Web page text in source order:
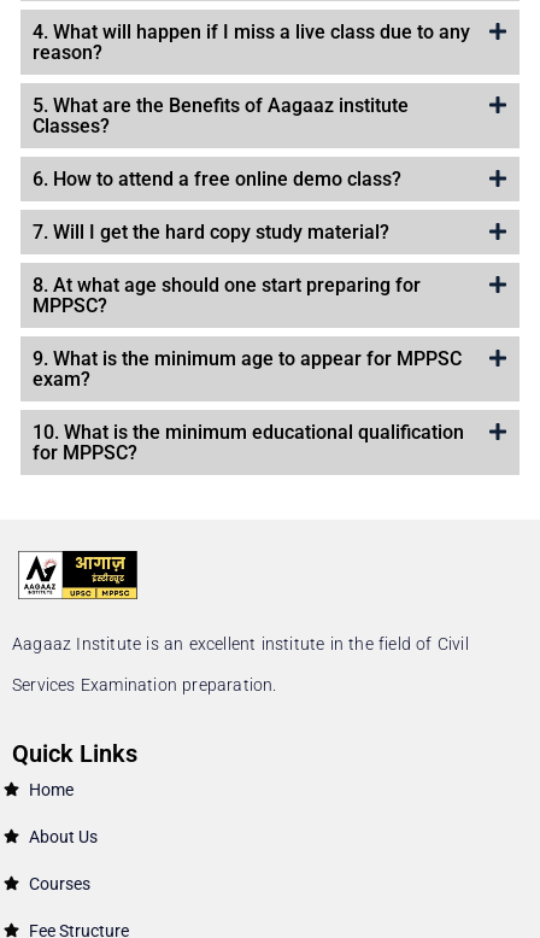
4. What will happen if I miss a live class due to any
reason?
5. What are the Benefits of Aagaaz institute
Classes?
6. How to attend a free online demo class?
7. Will I get the hard copy study material?
8. At what age should one start preparing for
MPPSC?
9. What is the minimum age to appear for MPPSC
exam?
10. What is the minimum educational qualification
for MPPSC?
Aagaaz Institute is an excellent institute in the field of Civil
Services Examination preparation.
Quick Links
Home
About Us
Courses
Fee Structure